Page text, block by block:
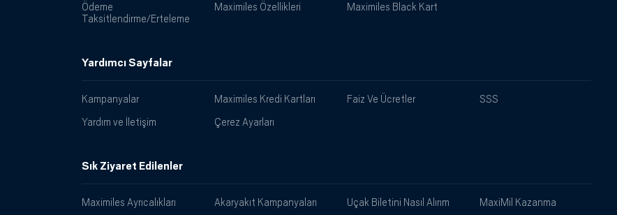
Ödeme
Taksitlendirme/Erteleme
Maximiles Özellikleri Maximiles Black Kart
Yardımcı Sayfalar
Kampanyalar Maximiles Kredi Kartları Faiz Ve Ücretler
SSS
Yardım ve İletişim
Çerez Ayarları
Sık Ziyaret Edilenler
Maximiles Ayrıcalıkları Akaryakıt Kampanyaları Uçak Biletini Nasıl Alırım MaxiMil Kazanma